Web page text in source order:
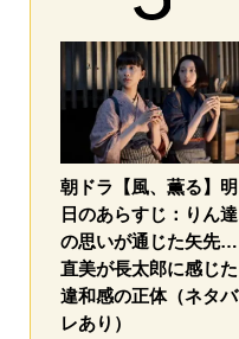
朝ドラ【風、薫る】明
日のあらすじ：​りん達
の思いが通じた矢先…
直美が長太郎に感じた
違和感の正体（ネタバ
レあり）